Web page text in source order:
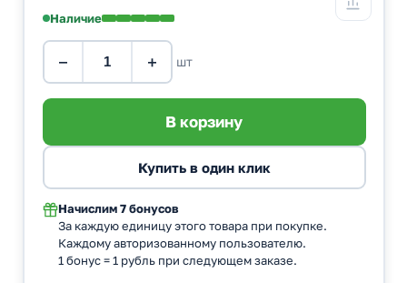
Наличие
− + шт
Начислим 7 бонусов
За каждую единицу этого товара при покупке.
Каждому авторизованному пользователю.
1 бонус = 1 рубль при следующем заказе.